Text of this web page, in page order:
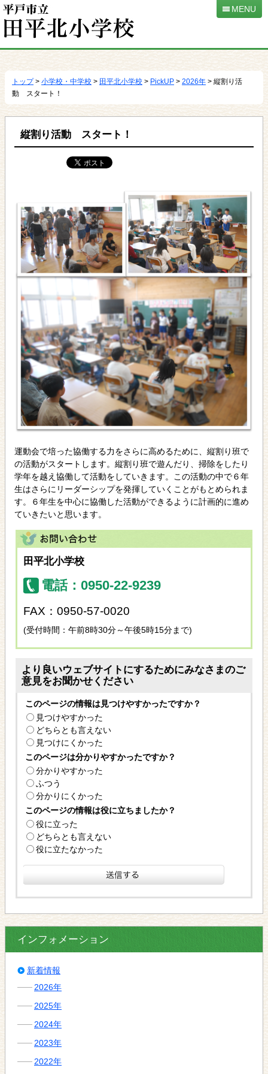
動
MENU
トップ> 小学校・中学校 > 田平北小学校 > PickUP > 2026年 > 縦割り活
動 スタート！
縦割り活動 スタート！
運動会で培った協働する力をさらに高めるために、縦割り班で
の活動がスタートします。縦割り班で遊んだり、掃除をしたり
学年を越え協働して活動をしていきます。この活動の中で６年
生はさらにリーダーシップを発揮していくことがもとめられま
す。６年生を中心に協働した活動ができるように計画的に進め
ていきたいと思います。
田平北小学校
電話：0950-22-9239
FAX：0950-57-0020
(受付時間：午前8時30分～午後5時15分まで)
より良いウェブサイトにするためにみなさまのご
意見をお聞かせください
このページの情報は見つけやすかったですか？
見つけやすかった
どちらとも言えない
見つけにくかった
このページは分かりやすかったですか？
分かりやすかった
ふつう
分かりにくかった
このページの情報は役に立ちましたか？
役に立った
どちらとも言えない
役に立たなかった
インフォメーション
新着情報
2026年
2025年
2024年
2023年
2022年